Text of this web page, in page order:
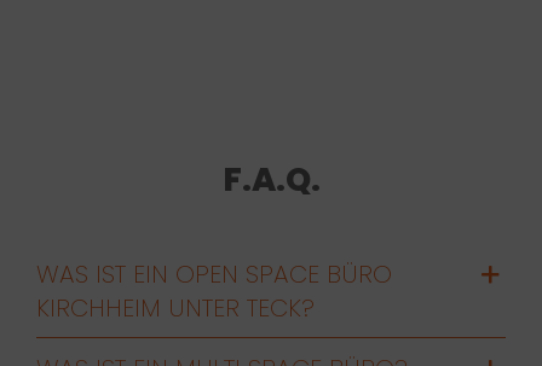
F.A.Q.
WAS IST EIN OPEN SPACE BÜRO
KIRCHHEIM UNTER TECK?